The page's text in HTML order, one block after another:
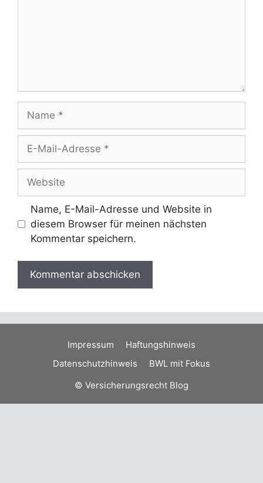
Mail-
Adresse
Name, E-Mail-Adresse und Website in
diesem Browser für meinen nächsten
Kommentar speichern.
Impressum
Haftungshinweis
Datenschutzhinweis
BWL mit Fokus
© Versicherungsrecht Blog